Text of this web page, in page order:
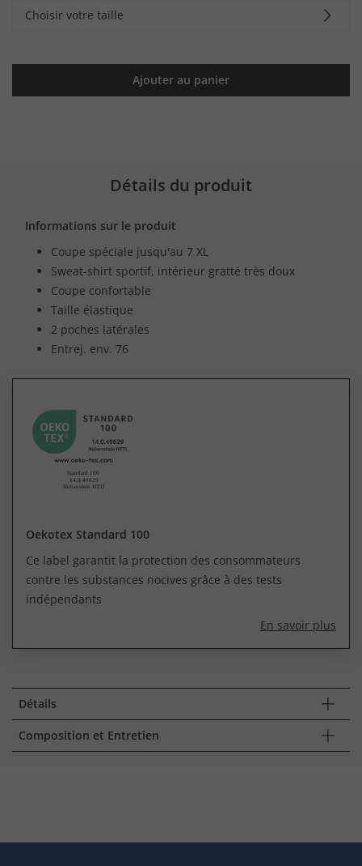
Choisir votre taille
Ajouter au panier
Détails du produit
Informations sur le produit
Coupe spéciale jusqu'au 7 XL
Sweat-shirt sportif, intérieur gratté très doux
Coupe confortable
Taille élastique
2 poches latérales
Entrej. env. 76
Oekotex Standard 100
Ce label garantit la protection des consommateurs
contre les substances nocives grâce à des tests
indépendants
En savoir plus
Détails
Composition et Entretien